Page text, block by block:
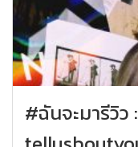
#ฉันจะมารีวิว